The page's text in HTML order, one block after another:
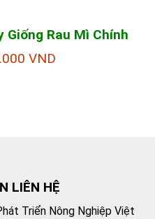
Giống Rau Mì Chính
VND
LIÊN HỆ
Triển Nông Nghiệp Việt